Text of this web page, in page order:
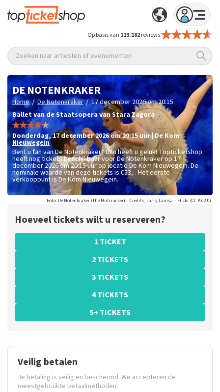
Op basis van 113.182reviews
Zoeken naar artiesten of evenementen
DE NOTENKRAKER
Home / De Notenkraker / 17 december 2026 om 20:15
Ballet van de Staatsopera van Stara Zagora
donderdag,17 december 2026 om 20:15 uur|De Kom
Nieuwegein
Bent u fan van De Notenkraker? Dan heeft u geluk! Topticketshop
heeft nog tickets beschikbaar voor De Notenkraker op 17
december 2026 om 20:15 uur op locatie De Kom Nieuwegein. De
nominale waarde van deze tickets is€53,-. Het eerste
verkooppunt is De Kom Nieuwegein.
Foto: De Notenkraker (The Nutcracker) – Credits; Larry Lamsa – Flickr (CC BY 2.0)
Hoeveel tickets wilt u reserveren?
1 TICKET
2 TICKETS
3 TICKETS
4 TICKETS
5+ TICKETS
Veilig betalen
Je betaling is veilig en beschermd. We accepteren de
meestgebruikte betaalmethoden.